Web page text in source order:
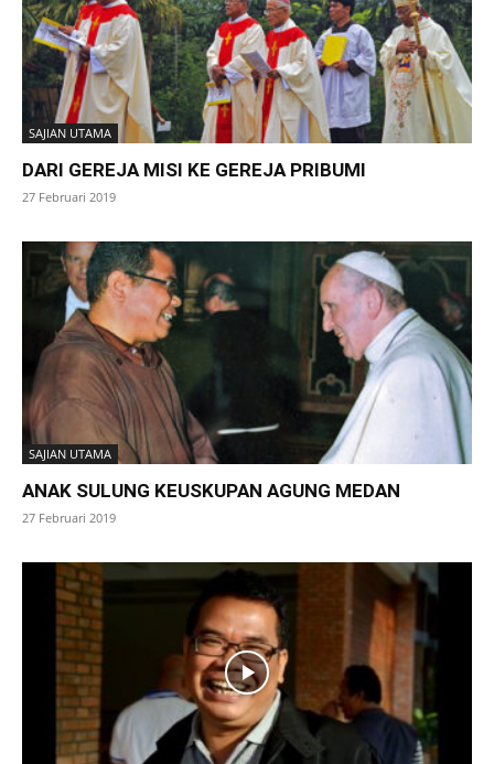
SAJIAN UTAMA
DARI GEREJA MISI KE GEREJA PRIBUMI
27 Februari 2019
SAJIAN UTAMA
ANAK SULUNG KEUSKUPAN AGUNG MEDAN
27 Februari 2019